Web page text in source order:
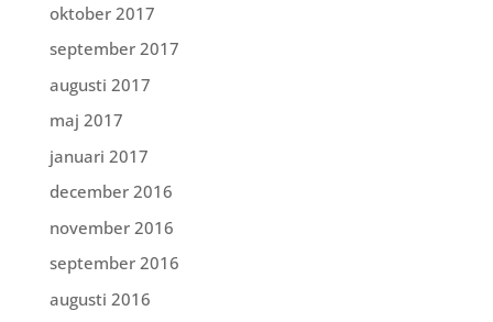
oktober 2017
september 2017
augusti 2017
maj 2017
januari 2017
december 2016
november 2016
september 2016
augusti 2016